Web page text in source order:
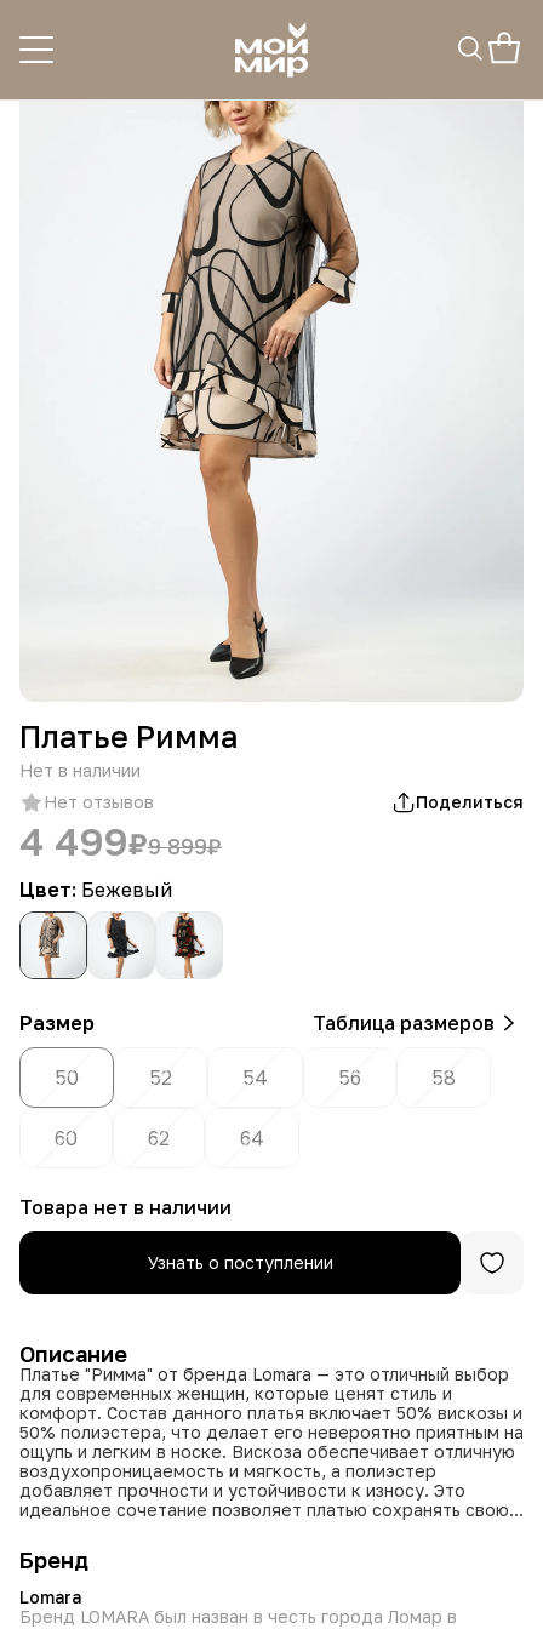
Платье Римма
Нет в наличии
Нет отзывов
Поделиться
4 499₽9 899₽
Цвет: Бежевый
Размер Таблица размеров
50 52 54 56 58
60 62 64
Товара нет в наличии
Узнать о поступлении
Описание
Платье "Римма" от бренда Lomara — это отличный выбор
для современных женщин, которые ценят стиль и
комфорт. Состав данного платья включает 50% вискозы и
50% полиэстера, что делает его невероятно приятным на
ощупь и легким в носке. Вискоза обеспечивает отличную
воздухопроницаемость и мягкость, а полиэстер
добавляет прочности и устойчивости к износу. Это
идеальное сочетание позволяет платью сохранять свою
Произведённое в России, платье "Римма" воплощает
высокие стандарты качества и тщательно продуманный
дизайн. Каждый элемент платья аккуратно проработан,
Бренд
Lomara
Бренд LOMARA был назван в честь города Ломар в